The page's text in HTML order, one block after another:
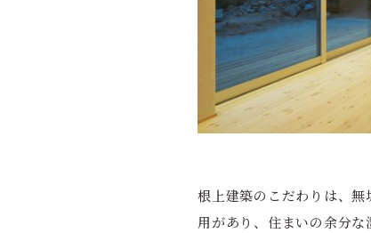
根上建築のこだわりは、
用があり、住まいの余分な